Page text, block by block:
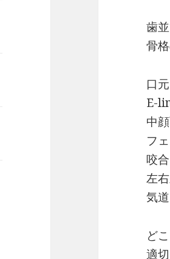
歯
骨
口元
E-
中
フ
咬合
左
気道
ど
適